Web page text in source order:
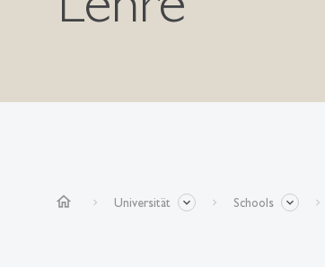
home Universität Schools